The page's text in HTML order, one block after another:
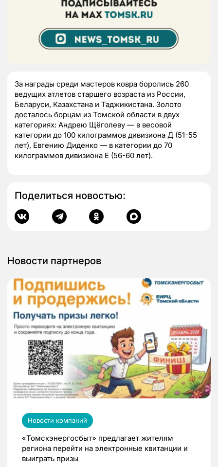
За награды среди мастеров ковра боролись 260
ведущих атлетов старшего возраста из России,
Беларуси, Казахстана и Таджикистана. Золото
досталось борцам из Томской области в двух
категориях: Андрею Щёголеву — в весовой
категории до 100 килограммов дивизиона Д (51-55
лет), Евгению Диденко — в категории до 70
килограммов дивизиона Е (56-60 лет).
Поделиться новостью:
Новости партнеров
Новости компаний
«Томскэнергосбыт» предлагает жителям
региона перейти на электронные квитанции и
выиграть призы